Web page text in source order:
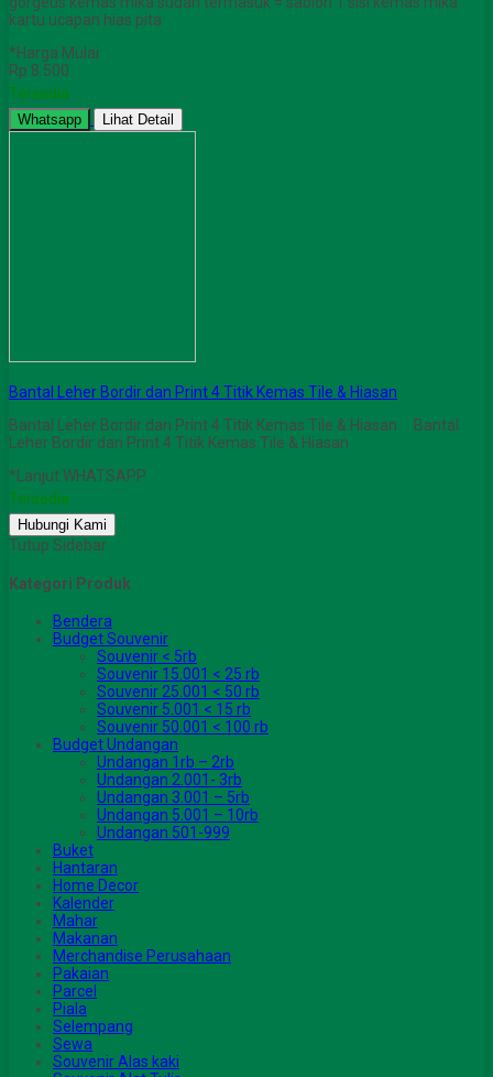
kartu ucapan hias pita
*Harga Mulai
Rp 8.500
Tersedia
Whatsapp Lihat Detail
Bantal Leher Bordir dan Print 4 Titik Kemas Tile & Hiasan
Bantal Leher Bordir dan Print 4 Titik Kemas Tile & Hiasan Bantal
Leher Bordir dan Print 4 Titik Kemas Tile & Hiasan
*Lanjut WHATSAPP
Tersedia
Hubungi Kami
Tutup Sidebar
Kategori Produk
Bendera
Budget Souvenir
Souvenir < 5rb
Souvenir 15.001 < 25 rb
Souvenir 25.001 < 50 rb
Souvenir 5.001 < 15 rb
Souvenir 50.001 < 100 rb
Budget Undangan
Undangan 1rb – 2rb
Undangan 2.001- 3rb
Undangan 3.001 – 5rb
Undangan 5.001 – 10rb
Undangan 501-999
Buket
Hantaran
Home Decor
Kalender
Mahar
Makanan
Merchandise Perusahaan
Pakaian
Parcel
Piala
Selempang
Sewa
Souvenir Alas kaki